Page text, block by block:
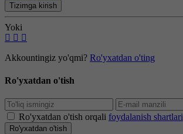
Tizimga kirish
Yoki
Akkountingiz yo'qmi? Ro'yxatdan o'ting
Ro'yxatdan o'tish
Ro'yxatdan o'tish orqali foydalanish shartlari
Ro'yxatdan o'tish